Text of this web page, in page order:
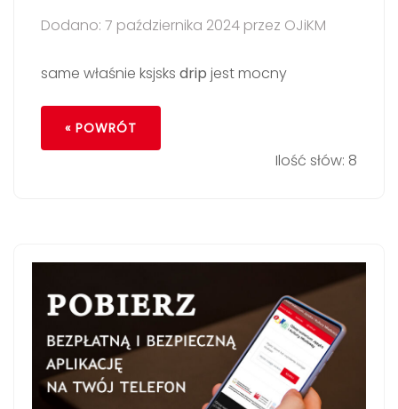
Dodano: 7 października 2024 przez OJiKM
same właśnie ksjsks drip jest mocny
« POWRÓT
Ilość słów: 8